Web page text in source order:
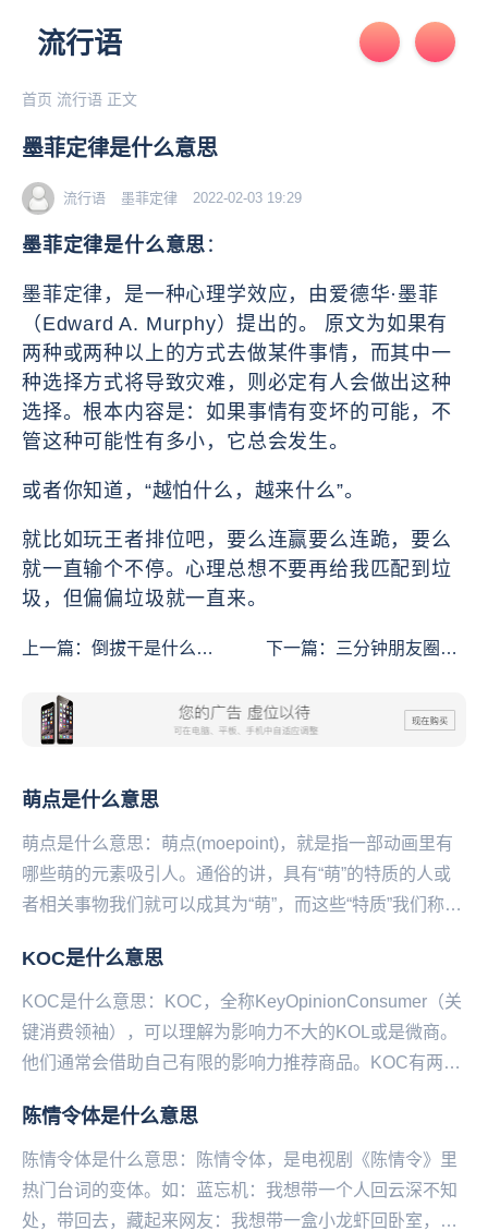
流行语
首页 流行语 正文
墨菲定律是什么意思
流行语 墨菲定律 2022-02-03 19:29
墨菲定律是什么意思 ：
墨菲定律，是一种心理学效应，由爱德华·墨菲
（Edward A. Murphy）提出的。 原文为如果有
两种或两种以上的方式去做某件事情，而其中一
种选择方式将导致灾难，则必定有人会做出这种
选择。根本内容是：如果事情有变坏的可能，不
管这种可能性有多小，它总会发生。
或者你知道，“越怕什么，越来什么”。
就比如玩王者排位吧，要么连赢要么连跪，要么
就一直输个不停。心理总想不要再给我匹配到垃
圾，但偏偏垃圾就一直来。
上一篇： 倒拔干是什么意
下一篇： 三分钟朋友圈是
萌点是什么意思
萌点是什么意思：萌点(moepoint)，就是指一部动画里有
哪些萌的元素吸引人。通俗的讲，具有“萌”的特质的人或
者相关事物我们就可以成其为“萌”，而这些“特质”我们称其
KOC是什么意思
KOC是什么意思：KOC，全称KeyOpinionConsumer（关
键消费领袖），可以理解为影响力不大的KOL或是微商。
他们通常会借助自己有限的影响力推荐商品。KOC有两大
陈情令体是什么意思
陈情令体是什么意思：陈情令体，是电视剧《陈情令》里
热门台词的变体。如：蓝忘机：我想带一个人回云深不知
处，带回去，藏起来网友：我想带一盒小龙虾回卧室，带